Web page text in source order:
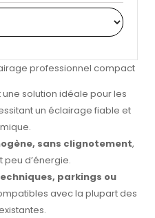
une solution idéale pour les
un éclairage fiable et
sans clignotement,
d’énergie.
parkings ou
avec la plupart des